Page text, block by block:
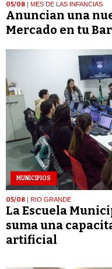
05/08 | MES DE LAS INFANCIAS
Anuncian una
Mercado en tu
MUNICIPIOS
05/08 | RIO GRANDE
La Escuela
suma una
artificial